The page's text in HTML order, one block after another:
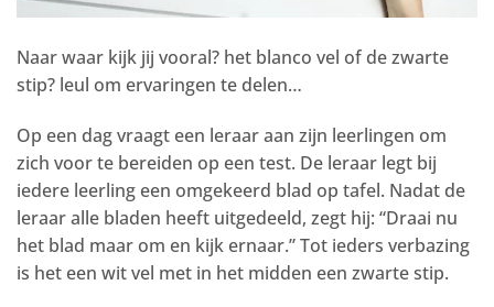
Naar waar kijk jij vooral? het blanco vel of de zwarte
stip? leul om ervaringen te delen…
Op een dag vraagt een leraar aan zijn leerlingen om
zich voor te bereiden op een test. De leraar legt bij
iedere leerling een omgekeerd blad op tafel. Nadat de
leraar alle bladen heeft uitgedeeld, zegt hij: “Draai nu
het blad maar om en kijk ernaar.” Tot ieders verbazing
is het een wit vel met in het midden een zwarte stip.